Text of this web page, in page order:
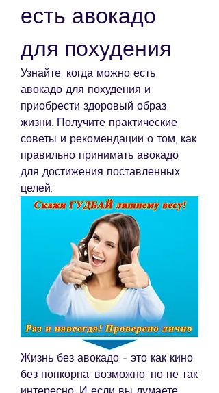
есть авокадо
для похудения
Узнайте, когда можно есть
авокадо для похудения и
приобрести здоровый образ
жизни. Получите практические
советы и рекомендации о том, как
правильно принимать авокадо
для достижения поставленных
целей.
Жизнь без авокадо - это как кино
без попкорна: возможно, но не так
интересно. И если вы думаете,